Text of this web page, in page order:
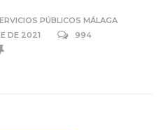
PÚBLICOS MÁLAGA
DE 2021
994